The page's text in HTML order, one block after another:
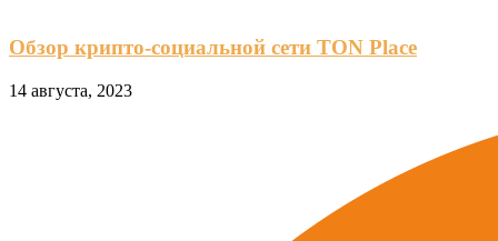
Обзор крипто-социальной сети TON Place
14 августа, 2023